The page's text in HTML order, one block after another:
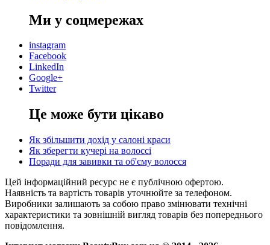
Ми у соцмережах
instagram
Facebook
LinkedIn
Google+
Twitter
Це може бути цікаво
Як збільшити дохід у салоні краси
Як зберегти кучері на волоссі
Поради для завивки та об'єму волосся
Цей інформаційний ресурс не є публічною офертою.
Наявність та вартість товарів уточнюйте за телефоном.
Виробники залишають за собою право змінювати технічні
характеристики та зовнішній вигляд товарів без попереднього
повідомлення.